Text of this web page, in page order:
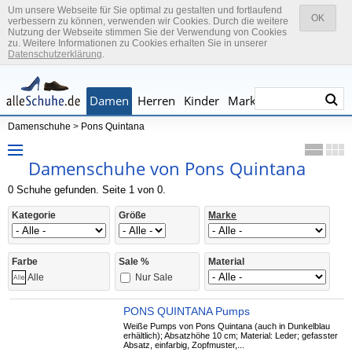
OK
Um unsere Webseite für Sie optimal zu gestalten und fortlaufend
verbessern zu können, verwenden wir Cookies. Durch die weitere
Nutzung der Webseite stimmen Sie der Verwendung von Cookies
zu. Weitere Informationen zu Cookies erhalten Sie in unserer
Datenschutzerklärung.
Damen Herren Kinder Marken
Damenschuhe > Pons Quintana
Damenschuhe von Pons Quintana
0 Schuhe gefunden. Seite 1 von 0.
Kategorie Größe Marke
Farbe
Alle
Sale %
Nur Sale
Material
PONS QUINTANA Pumps
Weiße Pumps von Pons Quintana (auch in Dunkelblau
erhältlich); Absatzhöhe 10 cm; Material: Leder; gefasster
Absatz, einfarbig, Zopfmuster,...